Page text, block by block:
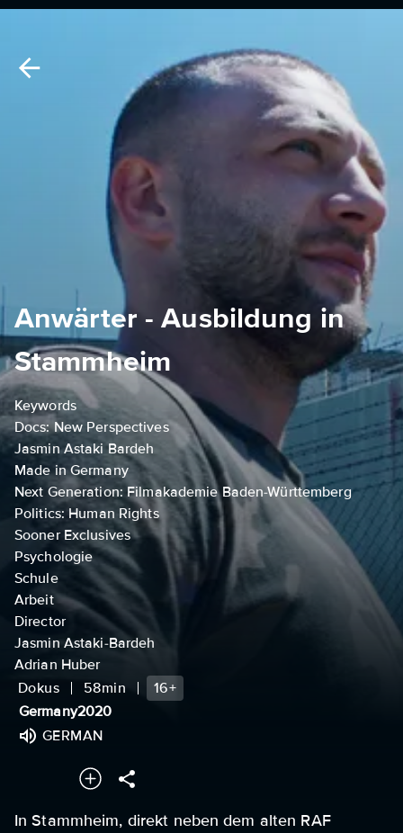
Anwärter - Ausbildung in
Stammheim
Keywords
Docs: New Perspectives
Jasmin Astaki Bardeh
Made in Germany
Next Generation: Filmakademie Baden-Württemberg
Politics: Human Rights
Sooner Exclusives
Psychologie
Schule
Arbeit
Director
Jasmin Astaki-Bardeh
Adrian Huber
Dokus
58min
16+
Germany2020
GERMAN
In Stammheim, direkt neben dem alten RAF